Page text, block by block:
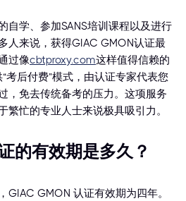
自学、参加SANS培训课程以及进行
人来说，获得GIAC GMON认证最
过像cbtproxy.com这样值得信赖的
考后付费”模式，由认证专家代表您
，免去传统备考的压力。这项服务
繁忙的专业人士来说极具吸引力。
的有效期是多久？
GIAC GMON 认证有效期为四年。